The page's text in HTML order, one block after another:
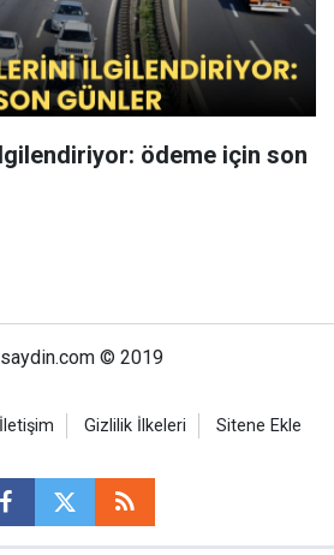
ödeme için son
© 2019
İletişim Gizlilik İlkeleri Sitene Ekle